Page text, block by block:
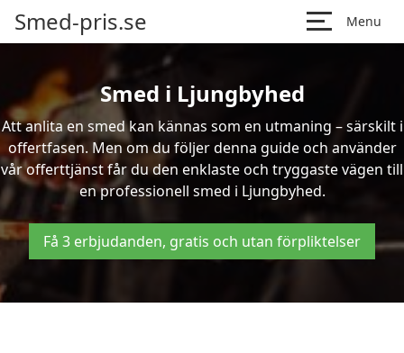
Smed-pris.se Menu
Smed i Ljungbyhed
Att anlita en smed kan kännas som en utmaning – särskilt i
offertfasen. Men om du följer denna guide och använder
vår offerttjänst får du den enklaste och tryggaste vägen till
en professionell smed i Ljungbyhed.
Få 3 erbjudanden, gratis och utan förpliktelser